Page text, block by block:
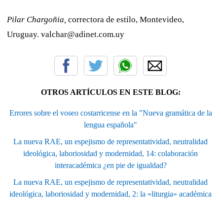
Pilar Chargoñia, correctora de estilo, Montevideo,
Uruguay. valchar@adinet.com.uy
OTROS ARTÍCULOS EN ESTE BLOG:
Errores sobre el voseo costarricense en la "Nueva gramática de la
lengua española"
La nueva RAE, un espejismo de representatividad, neutralidad
ideológica, laboriosidad y modernidad, 14: colaboración
interacadémica ¿en pie de igualdad?
La nueva RAE, un espejismo de representatividad, neutralidad
ideológica, laboriosidad y modernidad, 2: la «liturgia» académica